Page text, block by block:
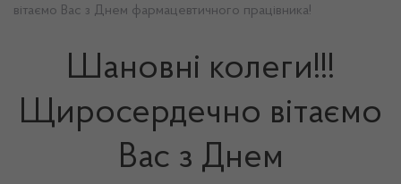
вітаємо Вас з Днем фармацевтичного працівника!
Шановні колеги!!!
Щиросердечно вітаємо
Вас з Днем